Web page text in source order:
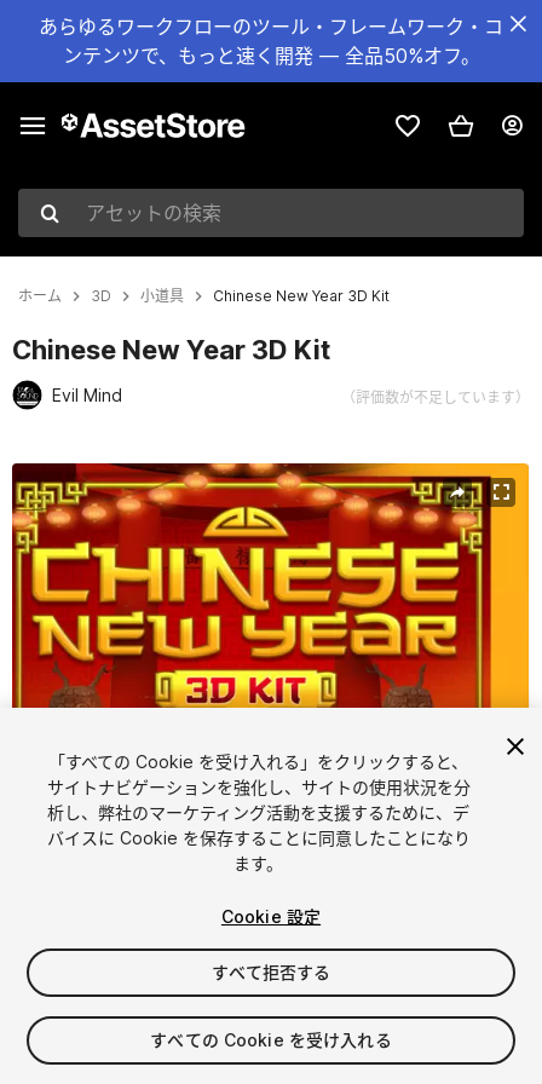
あらゆるワークフローのツール・フレームワーク・コ
ンテンツで、もっと速く開発 — 全品50%オフ。
アセットの検索
ホーム 3D 小道具 Chinese New Year 3D Kit
Chinese New Year 3D Kit
Evil Mind （評価数が不足しています）
現在のスライド：1 / 5
1/5
$10
「すべての Cookie を受け入れる」をクリックすると、
サイトナビゲーションを強化し、サイトの使用状況を分
析し、弊社のマーケティング活動を支援するために、デ
バイスに Cookie を保存することに同意したことになり
ます。
Cookie 設定
すべて拒否する
すべての Cookie を受け入れる